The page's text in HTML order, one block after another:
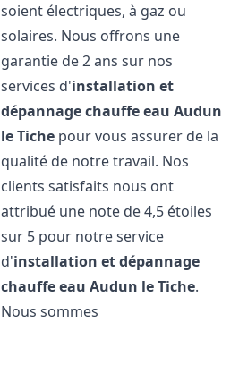
soient électriques, à gaz ou
solaires. Nous offrons une
garantie de 2 ans sur nos
services d'installation et
dépannage chauffe eau Audun
le Tiche pour vous assurer de la
qualité de notre travail. Nos
clients satisfaits nous ont
attribué une note de 4,5 étoiles
sur 5 pour notre service
d'installation et dépannage
chauffe eau Audun le Tiche.
Nous sommes